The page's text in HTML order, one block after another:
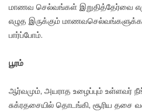
மாணவ செல்வங்கள் இறுதித்தேர்வை
எழுத இருக்கும்
பார்ப்போம்.
பூரம்
ஆர்வமும், அயராத உழைப்பும் உள்ளவர்
சுக்ரதசையில் தொடங்கி, சூரிய தசை